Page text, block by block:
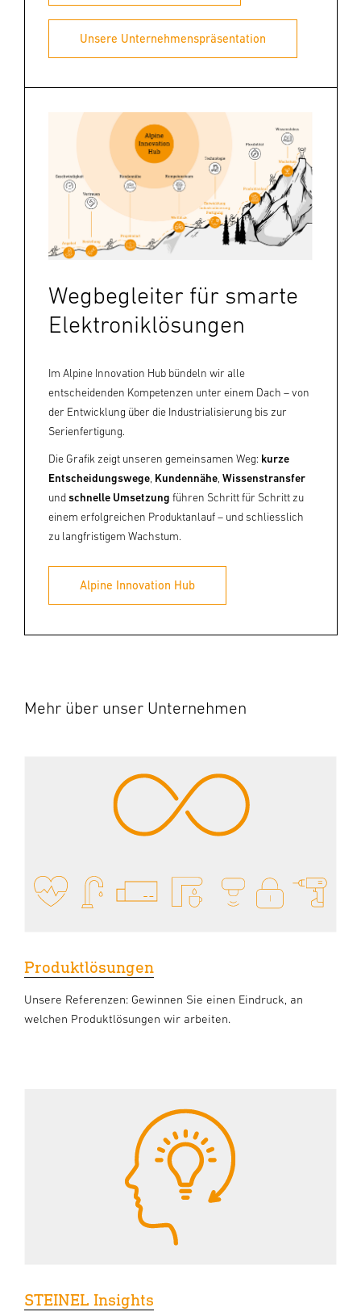
Unsere Unternehmenspräsentation
Wegbegleiter für smarte
Elektroniklösungen
Im Alpine Innovation Hub bündeln wir alle
entscheidenden Kompetenzen unter einem Dach – von
der Entwicklung über die Industrialisierung bis zur
Serienfertigung.
Die Grafik zeigt unseren gemeinsamen Weg: kurze
Entscheidungswege Kundennähe Wissenstransfer
undschnelle Umsetzung führen Schritt für Schritt zu
einem erfolgreichen Produktanlauf – und schliesslich
zu langfristigem Wachstum.
Alpine Innovation Hub
Mehr über unser Unternehmen
Produktlösungen
Unsere Referenzen: Gewinnen Sie einen Eindruck, an
welchen Produktlösungen wir arbeiten.
STEINEL Insights